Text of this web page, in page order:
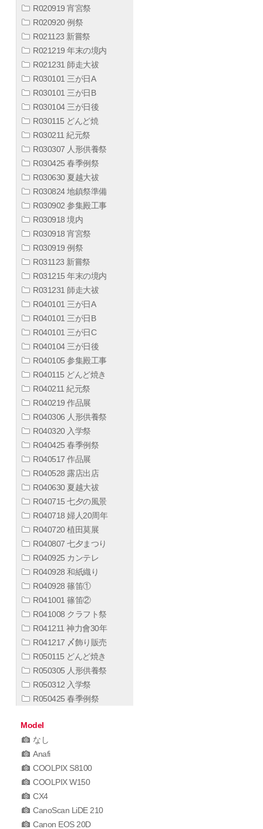
R020919 宵宮祭
R020920 例祭
R021123 新嘗祭
R021219 年末の境内
R021231 師走大祓
R030101 三が日A
R030101 三が日B
R030104 三が日後
R030115 どんど焼
R030211 紀元祭
R030307 人形供養祭
R030425 春季例祭
R030630 夏越大祓
R030824 地鎮祭準備
R030902 参集殿工事
R030918 境内
R030918 宵宮祭
R030919 例祭
R031123 新嘗祭
R031215 年末の境内
R031231 師走大祓
R040101 三が日A
R040101 三が日B
R040101 三が日C
R040104 三が日後
R040105 参集殿工事
R040115 どんど焼き
R040211 紀元祭
R040219 作品展
R040306 人形供養祭
R040320 入学祭
R040425 春季例祭
R040517 作品展
R040528 露店出店
R040630 夏越大祓
R040715 七夕の風景
R040718 婦人20周年
R040720 植田莫展
R040807 七夕まつり
R040925 カンテレ
R040928 和紙織り
R040928 篠笛①
R041001 篠笛②
R041008 クラフト祭
R041211 神力會30年
R041217 〆飾り販売
R050115 どんど焼き
R050305 人形供養祭
R050312 入学祭
R050425 春季例祭
Model
なし
Anafi
COOLPIX S8100
COOLPIX W150
CX4
CanoScan LiDE 210
Canon EOS 20D